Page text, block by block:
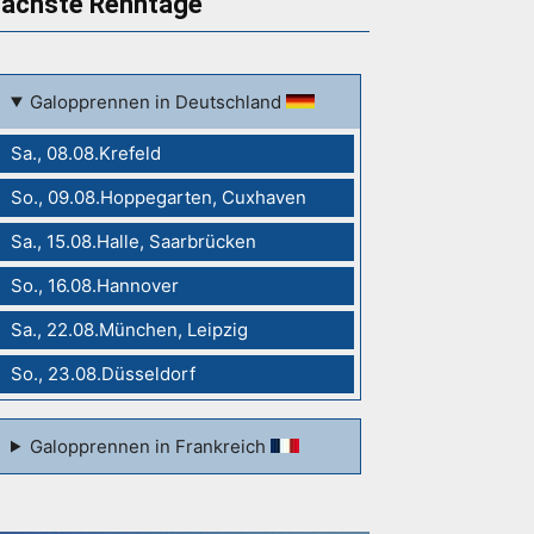
Galopprennen in Deutschland
Sa., 08.08.Krefeld
So., 09.08.Hoppegarten, Cuxhaven
Sa., 15.08.Halle, Saarbrücken
So., 16.08.Hannover
Sa., 22.08.München, Leipzig
So., 23.08.Düsseldorf
Galopprennen in Frankreich